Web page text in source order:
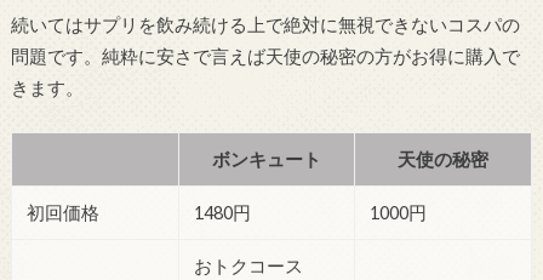
続いてはサプリを飲み続ける上で絶対に無視できないコスパの
問題です。純粋に安さで言えば天使の秘密の方がお得に購入で
きます。
ボンキュート 天使の秘密
初回価格 1480円 1000円
おトクコース